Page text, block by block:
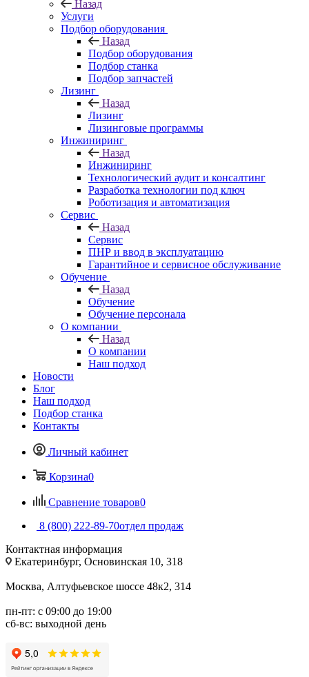
Назад
Услуги
Подбор оборудования
Назад
Подбор оборудования
Подбор станка
Подбор запчастей
Лизинг
Назад
Лизинг
Лизинговые программы
Инжиниринг
Назад
Инжиниринг
Технологический аудит и консалтинг
Разработка технологии под ключ
Роботизация и автоматизация
Сервис
Назад
Сервис
ПНР и ввод в эксплуатацию
Гарантийное и сервисное обслуживание
Обучение
Назад
Обучение
Обучение персонала
О компании
Назад
О компании
Наш подход
Новости
Блог
Наш подход
Подбор станка
Контакты
Личный кабинет
Корзина0
Сравнение товаров0
8 (800) 222-89-70отдел продаж
Контактная информация
Екатеринбург, Основинская 10, 318
Москва, Алтуфьевское шоссе 48к2, 314
пн-пт: с 09:00 до 19:00
сб-вс: выходной день